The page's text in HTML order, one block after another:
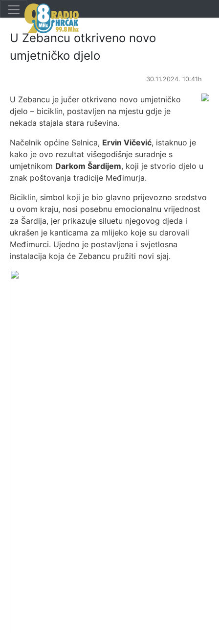
U Zebancu otkriveno novo
umjetničko djelo
30.11.2024. 10:41h
U Zebancu je jučer otkriveno novo umjetničko
djelo – biciklin, postavljen na mjestu gdje je
nekada stajala stara ruševina.
Načelnik općine Selnica, Ervin Vičević, istaknuo je
kako je ovo rezultat višegodišnje suradnje s
umjetnikom Darkom Šardijem, koji je stvorio djelo u
znak poštovanja tradicije Međimurja.
Biciklin, simbol koji je bio glavno prijevozno sredstvo
u ovom kraju, nosi posebnu emocionalnu vrijednost
za Šardija, jer prikazuje siluetu njegovog djeda i
ukrašen je kanticama za mlijeko koje su darovali
Međimurci. Ujedno je postavljena i svjetlosna
instalacija koja će Zebancu pružiti novi sjaj.